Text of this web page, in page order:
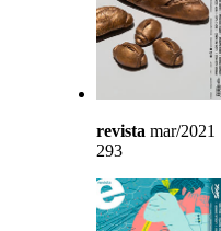
revista mar/2021
293